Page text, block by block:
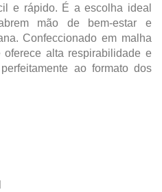
e rápido. É a escolha ideal
mão de bem-estar e
Confeccionado em malha
alta respirabilidade e
ao formato dos